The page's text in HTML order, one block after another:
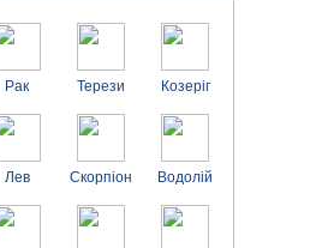
Рак
Лев
Терези
Скорпіон
Козеріг
Водолій